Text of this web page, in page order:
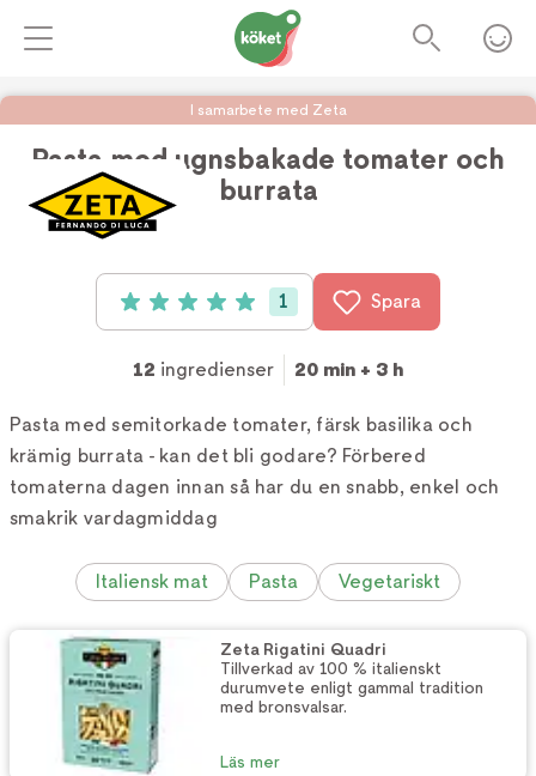
I samarbete med Zeta
Pasta med ugnsbakade tomater och
burrata
Betyg: 5 av 5 (1 röster)
1 Spara
12 ingredienser 20 min + 3 h
Pasta med semitorkade tomater, färsk basilika och
krämig burrata - kan det bli godare? Förbered
tomaterna dagen innan så har du en snabb, enkel och
smakrik vardagmiddag
Italiensk mat Pasta Vegetariskt
Zeta Rigatini Quadri
Tillverkad av 100 % italienskt
durumvete enligt gammal tradition
med bronsvalsar.
Läs mer